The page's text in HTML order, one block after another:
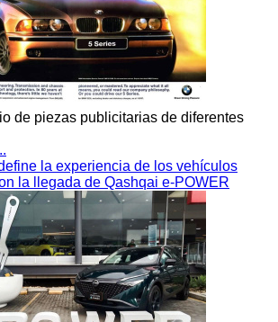
de piezas publicitarias de diferentes
la experiencia de los vehículos
la llegada de Qashqai e-POWER